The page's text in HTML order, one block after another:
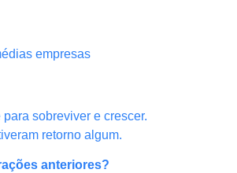
empresas
sobreviver e crescer.
retorno algum.
anteriores?